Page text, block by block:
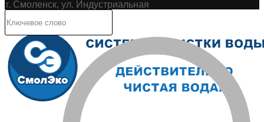
г. Смоленск, ул. Индустриальная